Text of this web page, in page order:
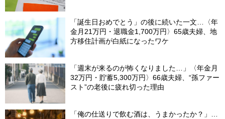
「誕生日おめでとう」の後に続いた一文…〈年
金月21万円・退職金1,700万円〉65歳夫婦、地
方移住計画が白紙になったワケ
「週末が来るのが怖くなりました…」〈年金月
32万円・貯蓄5,300万円〉66歳夫婦、“孫ファー
スト”の老後に疲れ切った理由
「俺の仕送りで飲む酒は、うまかったか？」…